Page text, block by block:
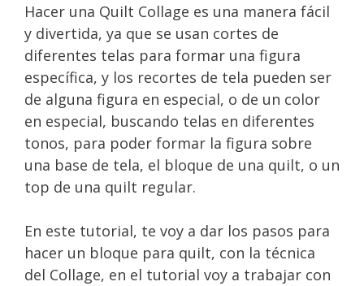
Hacer una Quilt Collage es una manera fácil
y divertida, ya que se usan cortes de
diferentes telas para formar una figura
específica, y los recortes de tela pueden ser
de alguna figura en especial, o de un color
en especial, buscando telas en diferentes
tonos, para poder formar la figura sobre
una base de tela, el bloque de una quilt, o un
top de una quilt regular.
En este tutorial, te voy a dar los pasos para
hacer un bloque para quilt, con la técnica
del Collage, en el tutorial voy a trabajar con